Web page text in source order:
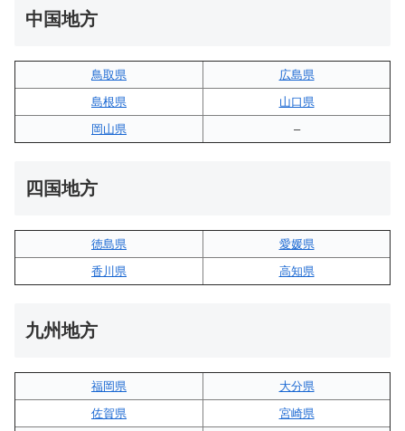
中国地方
鳥取県
広島県
島根県
山口県
岡山県
–
四国地方
徳島県
愛媛県
香川県
高知県
九州地方
福岡県
大分県
佐賀県
宮崎県